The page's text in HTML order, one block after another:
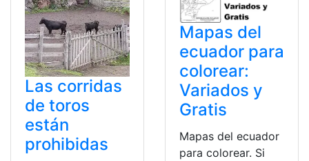
Las corridas
de toros
están
prohibidas
Mapas del
ecuador para
colorear:
Variados y
Gratis
Mapas del ecuador
para colorear. Si